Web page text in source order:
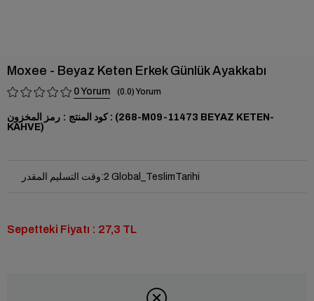
Moxee - Beyaz Keten Erkek Günlük Ayakkabı
0 0.0
رمز المخزون
(268-M09-11473 BEYAZ KETEN-
KAHVE)
وقت التسليم المقدر:2 Global_TeslimTarihi
Sepetteki Fiyatı : 27,3 TL